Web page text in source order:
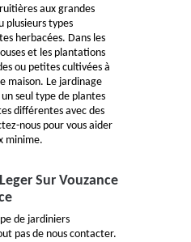
aux grandes
plusieurs types
herbacées. Dans les
et les plantations
ou petites cultivées à
maison. Le jardinage
seul type de plantes
différentes avec des
nous pour vous aider
minime.
Sur Vouzance
de jardiniers
pas de nous contacter.